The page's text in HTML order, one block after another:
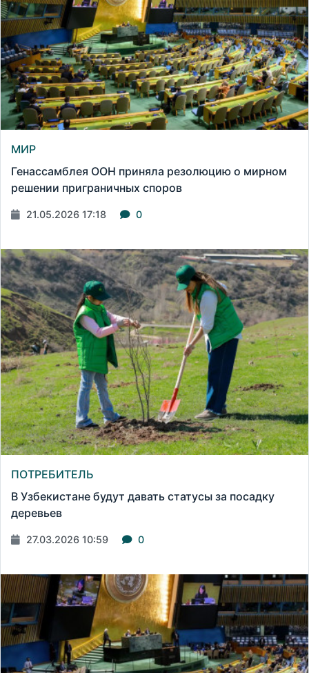
МИР
Генассамблея ООН приняла резолюцию о мирном
решении приграничных споров
21.05.2026 17:18 0
ПОТРЕБИТЕЛЬ
В Узбекистане будут давать статусы за посадку
деревьев
27.03.2026 10:59 0